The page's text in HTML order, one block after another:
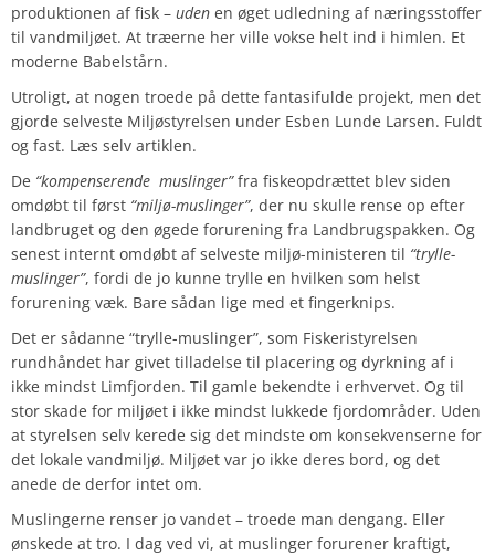
produktionen af fisk – uden en øget udledning af næringsstoffer
til vandmiljøet. At træerne her ville vokse helt ind i himlen. Et
moderne Babelstårn.
Utroligt, at nogen troede på dette fantasifulde projekt, men det
gjorde selveste Miljøstyrelsen under Esben Lunde Larsen. Fuldt
og fast. Læs selv artiklen.
De “kompenserende muslinger”fra fiskeopdrættet blev siden
omdøbt til først “miljø-muslinger”, der nu skulle rense op efter
landbruget og den øgede forurening fra Landbrugspakken. Og
senest internt omdøbt af selveste miljø-ministeren til “trylle-
muslinger”, fordi de jo kunne trylle en hvilken som helst
forurening væk. Bare sådan lige med et fingerknips.
Det er sådanne “trylle-muslinger”, som Fiskeristyrelsen
rundhåndet har givet tilladelse til placering og dyrkning af i
ikke mindst Limfjorden. Til gamle bekendte i erhvervet. Og til
stor skade for miljøet i ikke mindst lukkede fjordområder. Uden
at styrelsen selv kerede sig det mindste om konsekvenserne for
det lokale vandmiljø. Miljøet var jo ikke deres bord, og det
anede de derfor intet om.
Muslingerne renser jo vandet – troede man dengang. Eller
ønskede at tro. I dag ved vi, at muslinger forurener kraftigt,